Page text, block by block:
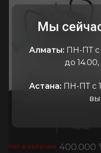
Китай
Нет в наличии 400.000
Мы
Алматы: ПН-ПТ с
до
Астана: ПН-ПТ с